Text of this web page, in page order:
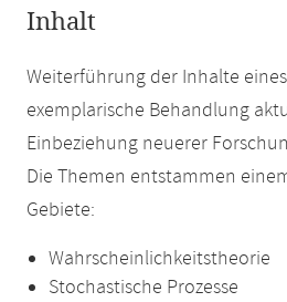
Inhalt
Weiterführung der Inhalte
exemplarische Behandlung
Einbeziehung neuerer
Die Themen entstammen
Gebiete:
Wahrscheinlichkeitstheorie
Stochastische Prozesse